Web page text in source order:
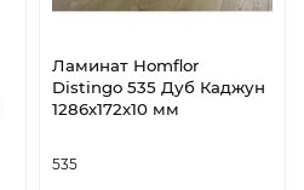
Ламинат Homflor
Distingo 535 Дуб Каджун
1286х172х10 мм
535